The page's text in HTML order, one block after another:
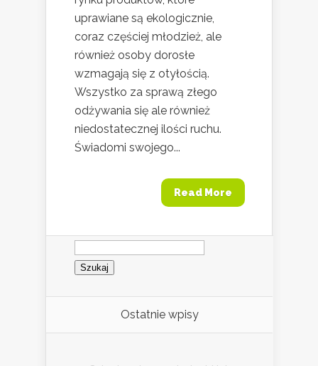
uprawiane są ekologicznie,
coraz częściej młodzież, ale
również osoby dorosłe
wzmagają się z otyłością.
Wszystko za sprawą złego
odżywania się ale również
niedostatecznej ilości ruchu.
Świadomi swojego...
Read More
Szukaj:
Ostatnie wpisy